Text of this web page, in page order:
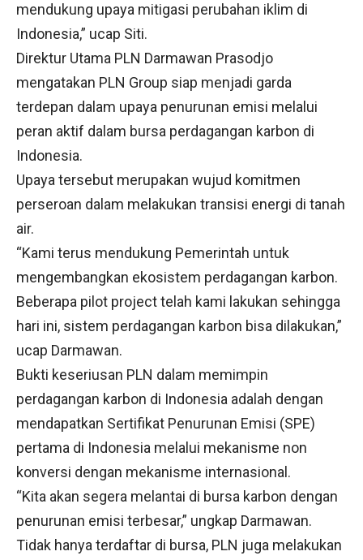
mendukung upaya mitigasi perubahan iklim di
Indonesia,” ucap Siti.
Direktur Utama PLN Darmawan Prasodjo
mengatakan PLN Group siap menjadi garda
terdepan dalam upaya penurunan emisi melalui
peran aktif dalam bursa perdagangan karbon di
Indonesia.
Upaya tersebut merupakan wujud komitmen
perseroan dalam melakukan transisi energi di tanah
air.
“Kami terus mendukung Pemerintah untuk
mengembangkan ekosistem perdagangan karbon.
Beberapa pilot project telah kami lakukan sehingga
hari ini, sistem perdagangan karbon bisa dilakukan,”
ucap Darmawan.
Bukti keseriusan PLN dalam memimpin
perdagangan karbon di Indonesia adalah dengan
mendapatkan Sertifikat Penurunan Emisi (SPE)
pertama di Indonesia melalui mekanisme non
konversi dengan mekanisme internasional.
“Kita akan segera melantai di bursa karbon dengan
penurunan emisi terbesar,” ungkap Darmawan.
Tidak hanya terdaftar di bursa, PLN juga melakukan